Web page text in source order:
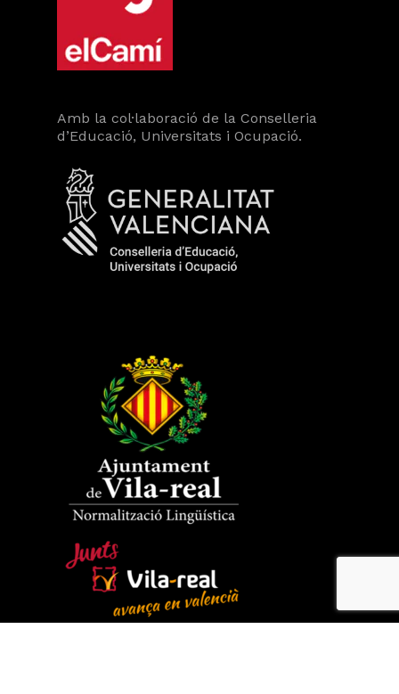
Amb la col·laboració de la Conselleria
d’Educació, Universitats i Ocupació.